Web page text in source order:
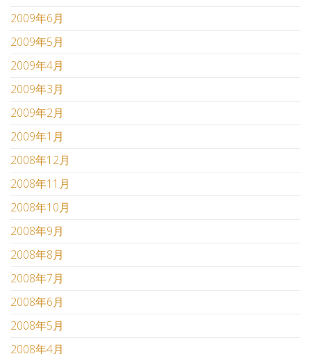
2009年6月
2009年5月
2009年4月
2009年3月
2009年2月
2009年1月
2008年12月
2008年11月
2008年10月
2008年9月
2008年8月
2008年7月
2008年6月
2008年5月
2008年4月